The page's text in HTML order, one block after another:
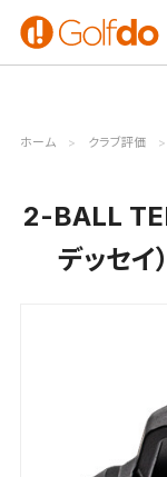
ゴルフ
クラブ
ゴ
ホーム クラブ評価
2-BALL
デッセイ